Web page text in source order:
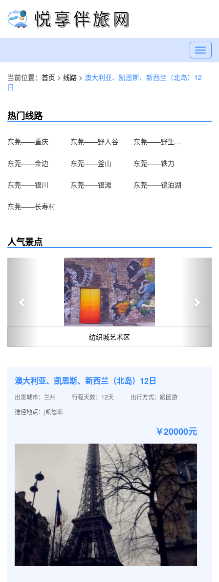
当前位置： 首页 > 线路 > 澳大利亚、凯恩斯、新西兰（北岛）12
日
热门线路
东莞——重庆 东莞——野人谷 东莞——野生动物
东莞——金边 东莞——釜山 东莞——铁力
东莞——银川 东莞——银滩 东莞——镜泊湖
东莞——长寿村
人气景点
纺织城艺术区
澳大利亚、凯恩斯、新西兰（北岛）12日
出发城市：兰州 行程天数：12天
出行方式：跟团游
途径地点：|凯恩斯
￥20000元